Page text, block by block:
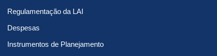
Regulamentação da LAI
Despesas
Instrumentos de Planejamento